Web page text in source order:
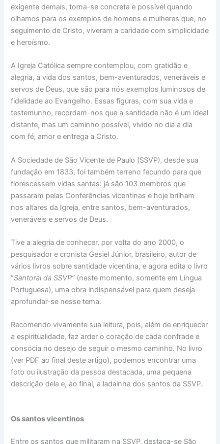
exigente demais, torna-se concreta e possível quando
olhamos para os exemplos de homens e mulheres que, no
seguimento de Cristo, viveram a caridade com simplicidade
e heroísmo.
A Igreja Católica sempre contemplou, com gratidão e
alegria, a vida dos santos, bem-aventurados, veneráveis e
servos de Deus, que são para nós exemplos luminosos de
fidelidade ao Evangelho. Essas figuras, com sua vida e
testemunho, recordam-nos que a santidade não é um ideal
distante, mas um caminho possível, vivido no dia a dia
com fé, amor e entrega a Cristo.
A Sociedade de São Vicente de Paulo (SSVP), desde sua
fundação em 1833, foi também terreno fecundo para que
florescessem vidas santas: já são 103 membros que
passaram pelas Conferências vicentinas e hoje brilham
nos altares da Igreja, entre santos, bem-aventurados,
veneráveis e servos de Deus.
Tive a alegria de conhecer, por volta do ano 2000, o
pesquisador e cronista Gesiel Júnior, brasileiro, autor de
vários livros sobre santidade vicentina, e agora edita o livro
“Santoral da SSVP” (neste momento, somente em Língua
Portuguesa), uma obra indispensável para quem deseja
aprofundar-se nesse tema.
Recomendo vivamente sua leitura, pois, além de enriquecer
a espiritualidade, faz arder o coração de cada confrade e
consócia no desejo de seguir o mesmo caminho. No livro
(ver PDF ao final deste artigo), podemos encontrar uma
foto ou ilustração da pessoa destacada, uma pequena
descrição dela e, ao final, a ladainha dos santos da SSVP.
Os santos vicentinos
Entre os santos que militaram na SSVP, destaca-se São